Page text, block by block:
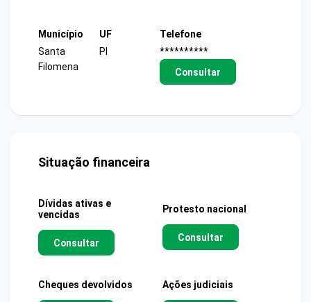
Município
Santa
Filomena
UF
PI
Telefone
**********
Consultar
Situação financeira
Dívidas ativas e
vencidas
Consultar
Protesto nacional
Consultar
Cheques devolvidos Ações judiciais